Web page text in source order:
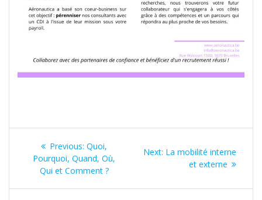
Navigation
l’article
Previous: Previous
post:
Quoi,
Pourquoi, Quand, Où,
Qui et Comment ?
Next: Next
La mobilité interne
et externe